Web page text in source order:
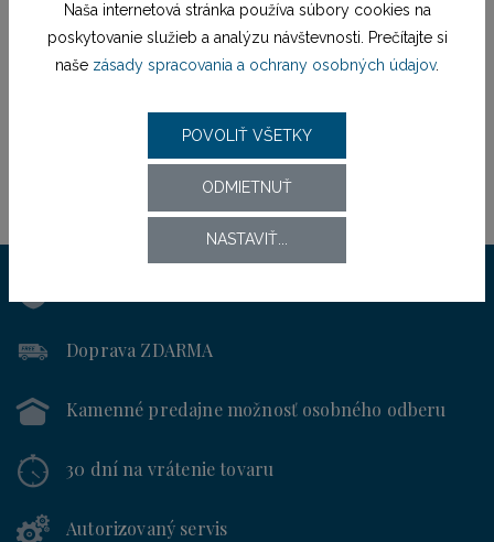
Doprava ZDARMA
Kamenné predajnemožnosť osobného odberu
30 dní na vrátenie tovaru
Autorizovaný servis
Naša internetová stránka používa súbory cookies na
poskytovanie služieb a analýzu návštevnosti. Prečítajte si
naše zásady spracovania a ochrany osobných údajov.
POVOLIŤ VŠETKY
ODMIETNUŤ
NASTAVIŤ...